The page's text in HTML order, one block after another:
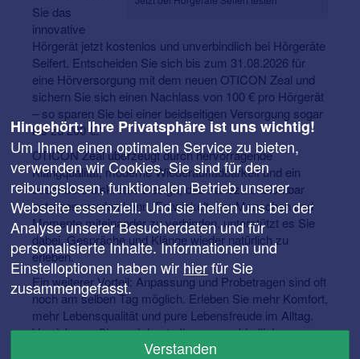
Sie das
innovative
Hörgerät jetzt kostenlos und unverbindlich bei Hörgeräte
Seifert. Entscheiden Sie sich bis zum 31.08.2026 für
eine Hörversorgung mit dem neuen OTICON Zeal und
sichern Sie sich einen Nachlass von 100 € pro Hörgerät
– so sparen Sie bei einer beidseitigen Versorgung sogar
bis zu 200 €.*
OTICON Zeal überzeugt durch hervorragende
Klangqualität, moderne Wiederaufladbarkeit und ein
besonders diskretes Design, das nahezu unsichtbar
getragen werden kann. Entwickelt, um Menschen und
Momente miteinander zu verbinden, unterstützt es Sie
dabei, Gespräche und Klänge wieder natürlich zu
erleben.
Ein weiterer Vorteil: Anpassung und Probetragen sind oft
noch am selben Tag möglich. Erleben Sie mehr Komfort,
mehr Lebensqualität und pure Lebensfreude im Alltag.
Vereinbaren Sie noch heute Ihren unverbindlichen
Termin und testen Sie das Oticon Zeal!
Hingehört: Ihre Privatsphäre ist uns wichtig!
Um Ihnen einen optimalen Service zu bieten,
verwenden wir Cookies. Sie sind für den
reibungslosen, funktionalen Betrieb unserer
Webseite essenziell. Und sie helfen uns bei der
Analyse unserer Besucherdaten und für
personalisierte Inhalte. Informationen und
Einstelloptionen haben wir hierfür Sie
zusammengefasst.
Verstanden